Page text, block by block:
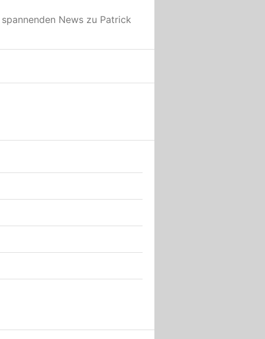
News zu Patrick